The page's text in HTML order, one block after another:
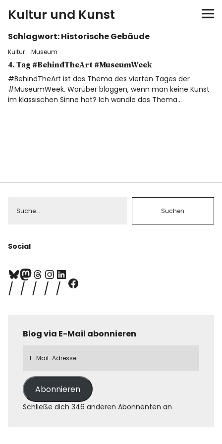
Kultur und Kunst
kultur & kunst
Ausstellungen
Spiele
Schlagwort:Historische Gebäude
Kultur Museum
4. Tag #BehindTheArt #MuseumWeek
#BehindTheArt ist das Thema des vierten Tages der
#MuseumWeek. Worüber bloggen, wenn man keine Kunst
im klassischen Sinne hat? Ich wandle das Thema…
Social
Blog via E-Mail abonnieren
Abonnieren
Schließe dich 346 anderen Abonnenten an